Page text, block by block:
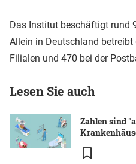
Das Institut beschäftigt rund
Allein in Deutschland
Filialen und 470 bei der
Lesen Sie auch
Zahlen sind